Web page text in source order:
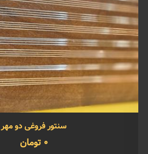
سنتور فروغی دو مهر
0 تومان